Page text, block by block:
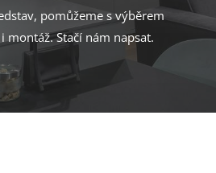
pomůžeme s výběrem
Stačí nám napsat.